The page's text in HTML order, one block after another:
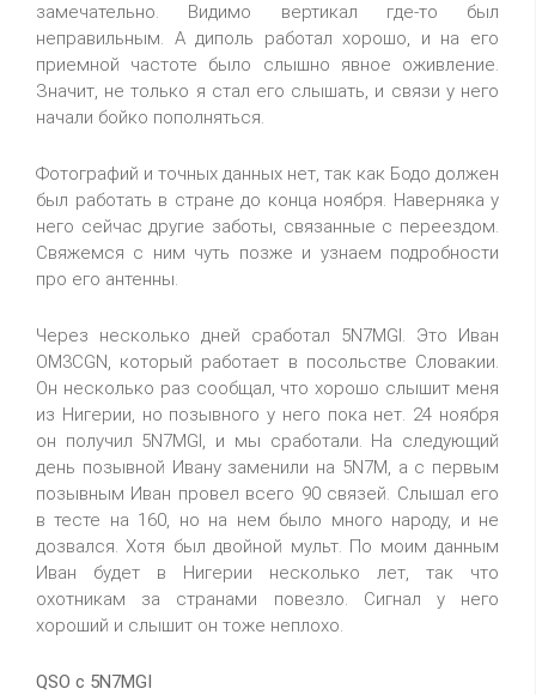
замечательно. Видимо вертикал где-то был
неправильным. А диполь работал хорошо, и на его
приемной частоте было слышно явное оживление.
Значит, не только я стал его слышать, и связи у него
начали бойко пополняться.
Фотографий и точных данных нет, так как Бодо должен
был работать в стране до конца ноября. Наверняка у
него сейчас другие заботы, связанные с переездом.
Свяжемся с ним чуть позже и узнаем подробности
про его антенны.
Через несколько дней сработал 5N7MGI. Это Иван
OM3CGN, который работает в посольстве Словакии.
Он несколько раз сообщал, что хорошо слышит меня
из Нигерии, но позывного у него пока нет. 24 ноября
он получил 5N7MGI, и мы сработали. На следующий
день позывной Ивану заменили на 5N7M, а с первым
позывным Иван провел всего 90 связей. Слышал его
в тесте на 160, но на нем было много народу, и не
дозвался. Хотя был двойной мульт. По моим данным
Иван будет в Нигерии несколько лет, так что
охотникам за странами повезло. Сигнал у него
хороший и слышит он тоже неплохо.
QSO c 5N7MGI